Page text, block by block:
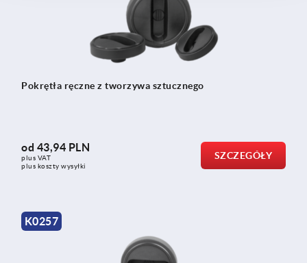
Pokrętła ręczne z tworzywa sztucznego
od 43,94 PLN
plus VAT
plus koszty wysyłki
SZCZEGÓŁY
K0257